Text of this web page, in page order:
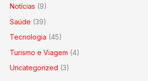
Notícias (9)
Saúde (39)
Tecnologia (45)
Turismo e Viagem (4)
Uncategorized (3)